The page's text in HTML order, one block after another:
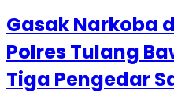
Gasak Narkoba
Polres Tulang
Tiga Pengedar